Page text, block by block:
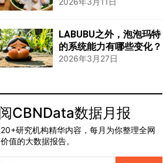
LABUBU之外，泡泡玛特
的系统能力有哪些变化？
2026年3月27日
CBNData数据月报
研究机构精华内容，每月为你整理全网
值的大数据报告。